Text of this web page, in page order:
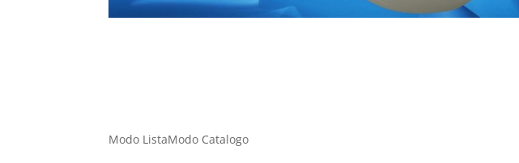
Modo ListaModo Catalogo